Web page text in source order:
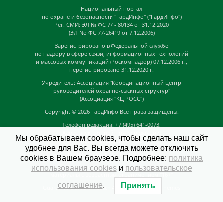
Национальный портал
по охране и безопасности "ГардИнфо" ("ГардИнфо")
Рег. СМИ: ЭЛ № ФС 77 - 80134 от 31.12.2020
(ЭЛ No ФС 77-26419 от 7.12.2006)
Зарегистрировано в Федеральной службе
по надзору в сфере связи, информационных технологий
и массовых коммуникаций (Роскомнадзор) 07.12.2006 г.,
перегистрировано 31.12.2020 г.
Учредитель: Ассоциация "Координационный центр
руководителей охранно-сыскных структур"
(Ассоциация "КЦ РОСС")
Copyright © 2026 ГардИнфо Все права защищены.
Телефон редакции: +7 (495) 641-0073,
news@guardinfo.online
Главный редактор: Кузьмин Д.А.
На сайте могут быть размещены
GuardInfo based on Catch Adaptive byCatch Themes
Мы обрабатываем cookies, чтобы сделать наш сайт
удобнее для Вас. Вы всегда можете отключить
cookies в Вашем браузере. Подробнее: политика
использования cookiesи пользовательское
соглашение. Принять